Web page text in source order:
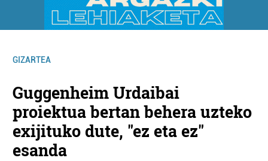
GIZARTEA
Guggenheim Urdaibai
proiektua bertan behera uzteko
exijituko dute, "ez eta ez"
esanda